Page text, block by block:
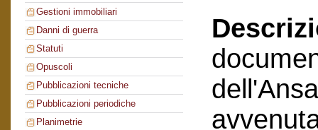
Gestioni immobiliari
Danni di guerra
Statuti
Opuscoli
Pubblicazioni tecniche
Pubblicazioni periodiche
Planimetrie